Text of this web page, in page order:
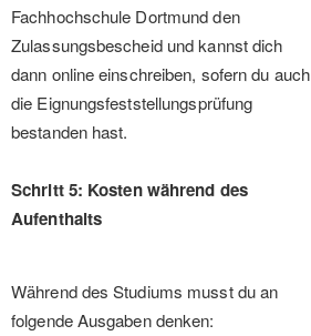
Fachhochschule Dortmund den
Zulassungsbescheid und kannst dich
dann online einschreiben, sofern du auch
die Eignungsfeststellungsprüfung
bestanden hast.
Schritt 5: Kosten während des
Aufenthalts
Während des Studiums musst du an
folgende Ausgaben denken: